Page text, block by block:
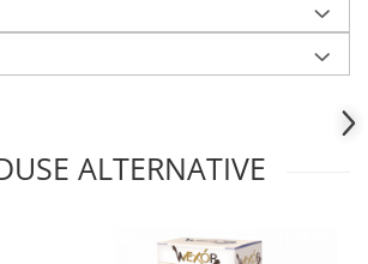
ALTERNATIVE